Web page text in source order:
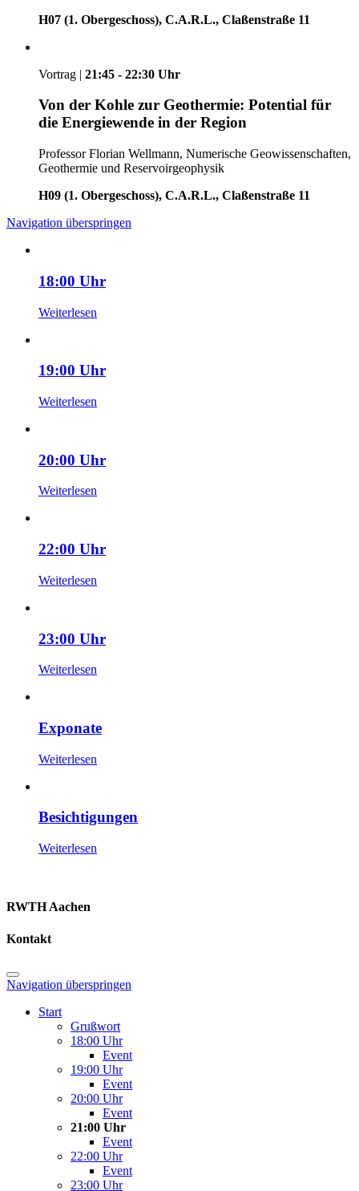
H07 (1. Obergeschoss), C.A.R.L., Claßenstraße 11
Vortrag | 21:45 - 22:30 Uhr
Von der Kohle zur Geothermie: Potential für
die Energiewende in der Region
Professor Florian Wellmann, Numerische Geowissenschaften,
Geothermie und Reservoirgeophysik
H09 (1. Obergeschoss), C.A.R.L., Claßenstraße 11
Navigation überspringen
18:00 Uhr
Weiterlesen
19:00 Uhr
Weiterlesen
20:00 Uhr
Weiterlesen
22:00 Uhr
Weiterlesen
23:00 Uhr
Weiterlesen
Exponate
Weiterlesen
Besichtigungen
Weiterlesen
RWTH Aachen
Kontakt
Navigation überspringen
Start
Grußwort
18:00 Uhr
Event
19:00 Uhr
Event
20:00 Uhr
Event
21:00 Uhr
Event
22:00 Uhr
Event
23:00 Uhr